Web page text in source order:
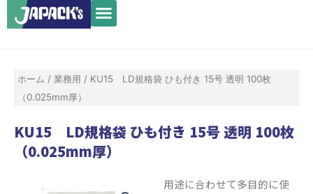
容
メ
ニ
ホーム / 業務用 / KU15 LD規格袋 ひも付き 15号 透明 100枚
（0.025mm厚）
KU15 LD規格袋 ひも付き 15号 透明 100枚
（0.025mm厚）
用途に合わせて多目的に使